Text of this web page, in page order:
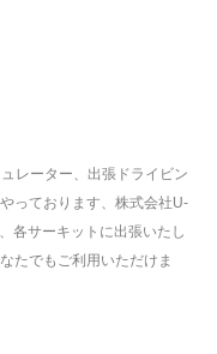
レーター、出張ドライビン
っております、株式会社U-
各サーキットに出張いたし
たでもご利用いただけま